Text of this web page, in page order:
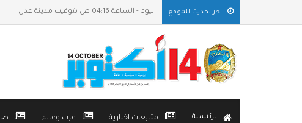
اخر تحديث للموقع اليوم - الساعة 04:16 ص بتوقيت مدينة عدن
الرئيسية متابعات اخبارية عرب وعالم